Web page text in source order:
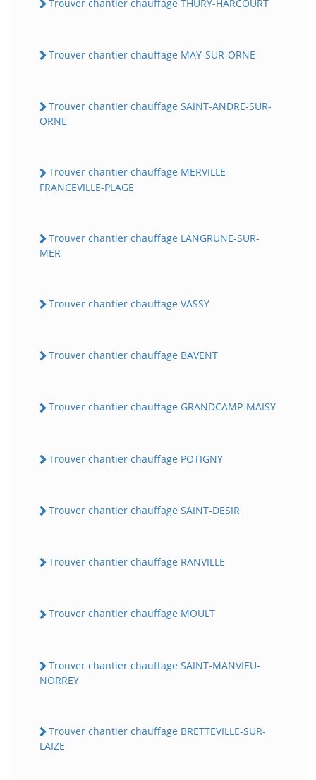
Trouver chantier chauffage THURY-HARCOURT
Trouver chantier chauffage MAY-SUR-ORNE
Trouver chantier chauffage SAINT-ANDRE-SUR-
ORNE
Trouver chantier chauffage MERVILLE-
FRANCEVILLE-PLAGE
Trouver chantier chauffage LANGRUNE-SUR-
MER
Trouver chantier chauffage VASSY
Trouver chantier chauffage BAVENT
Trouver chantier chauffage GRANDCAMP-MAISY
Trouver chantier chauffage POTIGNY
Trouver chantier chauffage SAINT-DESIR
Trouver chantier chauffage RANVILLE
Trouver chantier chauffage MOULT
Trouver chantier chauffage SAINT-MANVIEU-
NORREY
Trouver chantier chauffage BRETTEVILLE-SUR-
LAIZE